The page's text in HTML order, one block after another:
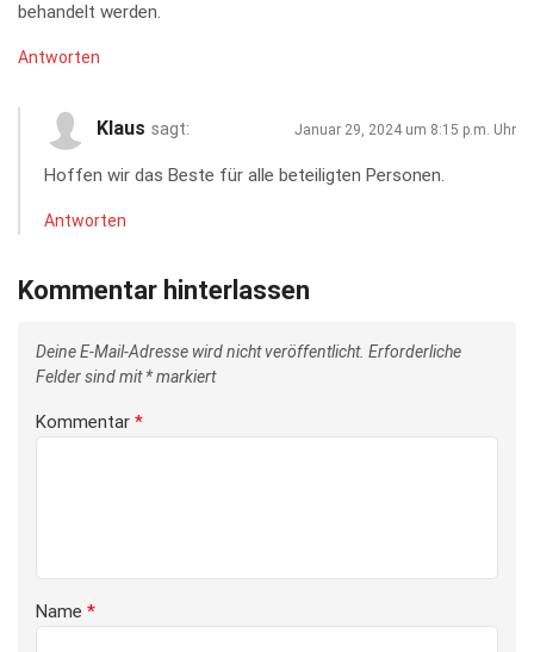
behandelt werden.
Antworten
Klaus sagt: Januar 29, 2024 um 8:15 p.m. Uhr
Hoffen wir das Beste für alle beteiligten Personen.
Antworten
Kommentar hinterlassen
Deine E-Mail-Adresse wird nicht veröffentlicht. Erforderliche
Felder sind mit*markiert
Kommentar *
Name *